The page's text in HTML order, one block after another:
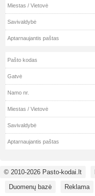
© 2010-2026 Pasto-kodai.lt
Duomenų bazė
Reklama